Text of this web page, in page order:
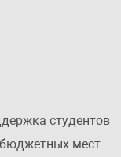
студентов
мест